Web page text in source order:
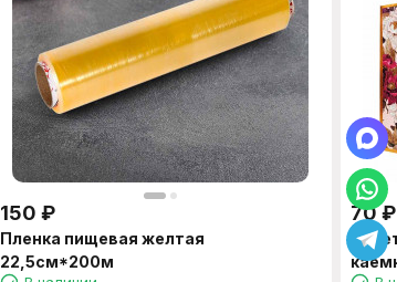
150 ₽
Пленка пищевая желтая
22,5см*200м
70₽